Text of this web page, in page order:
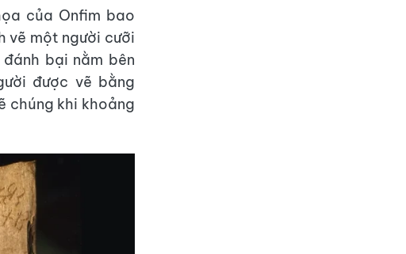
của Onfim bao
vẽ một người cưỡi
bại nằm bên
được vẽ bằng
chúng khi khoảng